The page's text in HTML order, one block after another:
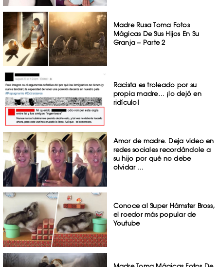
Madre Rusa Toma Fotos
Mágicas De Sus Hijos En Su
Granja – Parte 2
Racista es troleado por su
propia madre… ¡lo dejó en
ridículo!
Amor de madre. Deja video en
redes sociales recordándole a
su hijo por qué no debe
olvidar ...
Conoce al Super Hámster Bross,
el roedor más popular de
Youtube